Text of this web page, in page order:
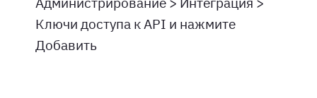
Ключи доступа к API и нажмите
Добавить